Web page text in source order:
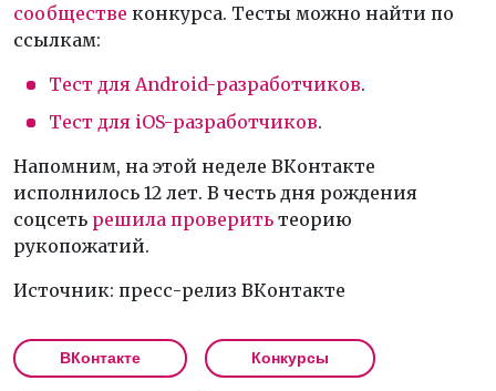
сообществе конкурса. Тесты можно найти по
ссылкам:
Тест для Android-разработчиков.
Тест для iOS-разработчиков.
Напомним, на этой неделе ВКонтакте
исполнилось 12 лет. В честь дня рождения
соцсеть решила проверить теорию
рукопожатий.
Источник: пресс-релиз ВКонтакте
ВКонтакте Конкурсы